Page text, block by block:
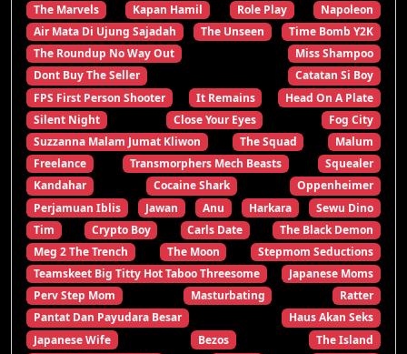
The Marvels
Kapan Hamil Role Play
Napoleon
Air Mata Di Ujung Sajadah
The Unseen
Time Bomb Y2K
The Roundup No Way Out
Miss Shampoo
Dont Buy The Seller
Catatan Si Boy
FPS First Person Shooter
It Remains
Head On A Plate
Silent Night
Close Your Eyes
Fog City
Suzzanna Malam Jumat Kliwon
The Squad
Malum
Freelance
Transmorphers Mech Beasts
Squealer
Kandahar
Cocaine Shark
Oppenheimer
Perjamuan Iblis
Jawan Anu Harkara
Sewu Dino
Tim
Crypto Boy Carls Date
The Black Demon
Meg 2 The Trench
The Moon
Stepmom Seductions
Teamskeet Big Titty Hot Taboo Threesome
Japanese Moms
Perv Step Mom
Masturbating
Ratter
Pantat Dan Payudara Besar
Haus Akan Seks
Japanese Wife
Bezos
The Island